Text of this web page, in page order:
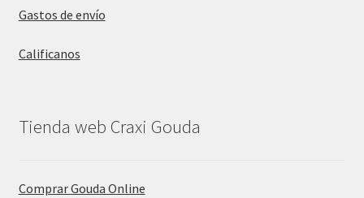
Gastos de envío
Calificanos
Tienda web Craxi Gouda
Comprar Gouda Online